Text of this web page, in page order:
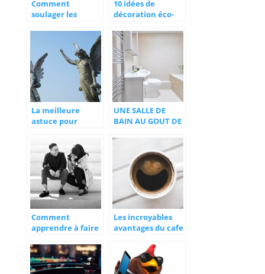
Comment
soulager les
cuisses en période
de forte chaleur ?
10 idées de
décoration éco-
La meilleure
astuce pour
de vie
UNE SALLE DE
BAIN AU GOUT DE
Comment
apprendre à faire
Les incroyables
avantages du cafe
et votre esprit